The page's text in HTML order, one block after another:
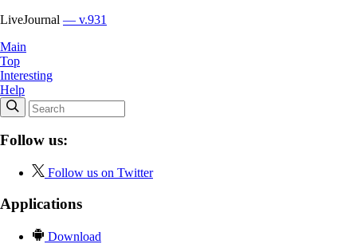
LiveJournal — v.931
Main
Top
Interesting
Help
Follow us:
Follow us on Twitter
Applications
Download